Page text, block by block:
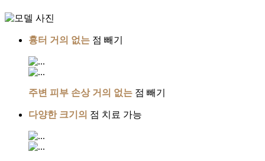
흉터 거의 없는 점 빼기
주변 피부 손상 거의 없는 점 빼기
다양한 크기의 점 치료 가능